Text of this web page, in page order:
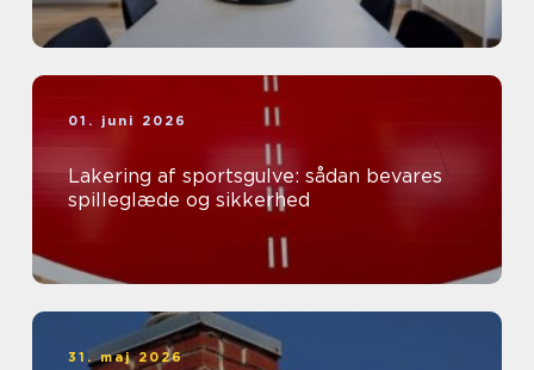
01. juni 2026
Lakering af sportsgulve: sådan bevares
spilleglæde og sikkerhed
31. maj 2026